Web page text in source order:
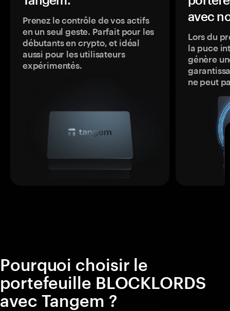
Prenez le contrôle de vos actifs
en un seul geste. Parfait pour les
débutants en crypto, et idéal
aussi pour les utilisateurs
expérimentés.
avec
Lors du
la puce
génère
ne peut
Pourquoi choisir le
portefeuille BLOCKLORDS
avec Tangem ?